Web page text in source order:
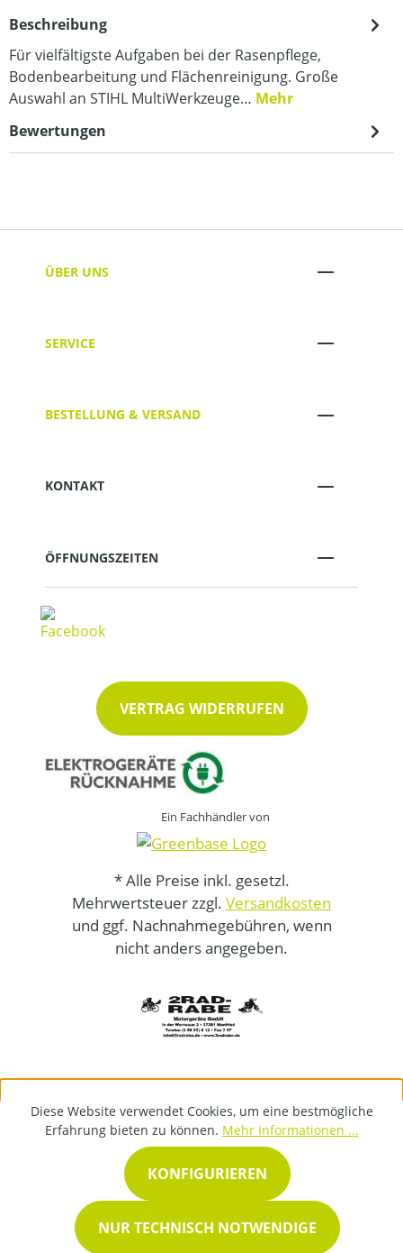
Beschreibung
Für vielfältigste Aufgaben bei der Rasenpflege,
Bodenbearbeitung und Flächenreinigung. Große
Auswahl an STIHL MultiWerkzeuge… Mehr
Bewertungen
ÜBER UNS
SERVICE
BESTELLUNG & VERSAND
KONTAKT
ÖFFNUNGSZEITEN
VERTRAG WIDERRUFEN
Ein Fachhändler von
* Alle Preise inkl. gesetzl.
Mehrwertsteuer zzgl. Versandkosten
und ggf. Nachnahmegebühren, wenn
nicht anders angegeben.
Diese Website verwendet Cookies, um eine bestmögliche
Erfahrung bieten zu können. Mehr Informationen ...
NUR TECHNISCH NOTWENDIGE
KONFIGURIEREN